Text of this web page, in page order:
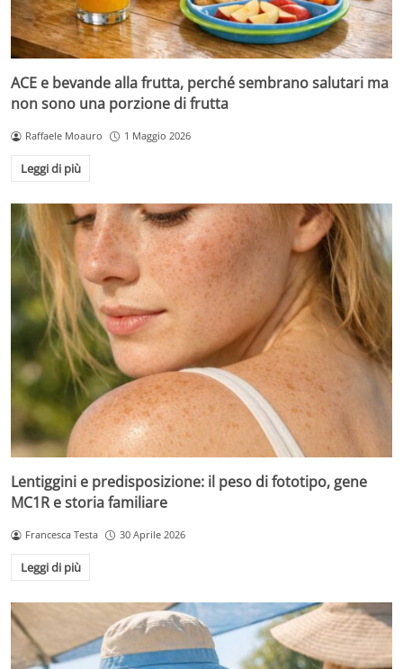
ACE e bevande alla frutta, perché sembrano salutari ma
non sono una porzione di frutta
Raffaele Moauro 1 Maggio 2026
Leggi di più
Lentiggini e predisposizione: il peso di fototipo, gene
MC1R e storia familiare
Francesca Testa 30 Aprile 2026
Leggi di più